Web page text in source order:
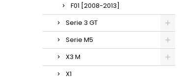
F01 [2008-2013]
Serie 3 GT
Serie M5
X3 M
X1